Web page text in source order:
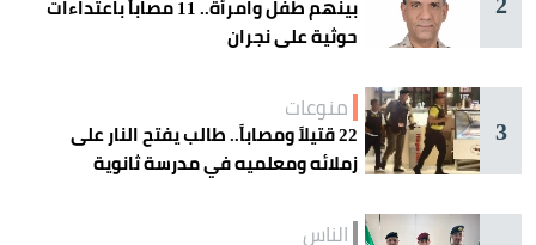
بينهم طفل وامرأة.. 11 مصاباً باعتداءات
حوثية على نجران
3
منوعات
22 قتيلاً ومصاباً.. طالب يفتح النار على
زملائه ومعلميه في مدرسة ثانوية
الناس